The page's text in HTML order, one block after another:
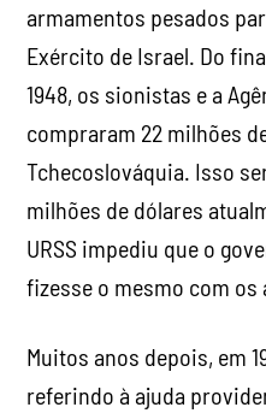
armamentos pesados
Exército de Israel. Do
1948, os sionistas e a
compraram 22 milhões
Tchecoslováquia. Isso
milhões de dólares
URSS impediu que o
fizesse o mesmo com os
Muitos anos depois, em
referindo à ajuda